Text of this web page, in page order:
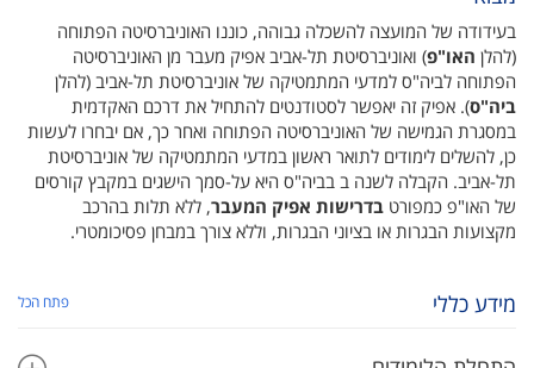
בעידודה של המועצה להשכלה גבוהה, כוננו האוניברסיטה הפתוחה
(‏ להלן האו"פ‎)‏ ואוניברסיטת תל-אביב אפיק מעבר מן האוניברסיטה
הפתוחה לביה"ס למדעי המתמטיקה של אוניברסיטת תל-אביב (‏ להלן
ביה"ס‎)‏. אפיק זה יאפשר לסטודנטים להתחיל את דרכם האקדמית
במסגרת הגמישה של האוניברסיטה הפתוחה ואחר כך, אם יבחרו לעשות
כן, להשלים לימודים לתואר ראשון במדעי המתמטיקה של אוניברסיטת
תל-אביב. הקבלה לשנה ב בביה"ס היא על-סמך הישגים במקבץ קורסים
של האו"פ כמפורט בדרישות אפיק המעבר, ללא תלות בהרכב
מקצועות הבגרות או בציוני הבגרות, וללא צורך במבחן פסיכומטרי.
מידע כללי פתח הכל